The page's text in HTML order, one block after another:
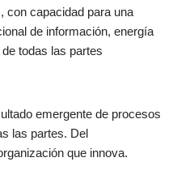
con capacidad para una
de información, energía
todas las partes
emergente de procesos
las partes. Del
que innova.